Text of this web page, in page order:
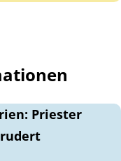
Priester